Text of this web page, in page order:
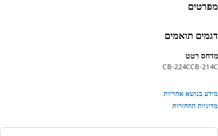
תואמים
רטט
CB-
CB-224C
בנושא אחריות
ההחזרות